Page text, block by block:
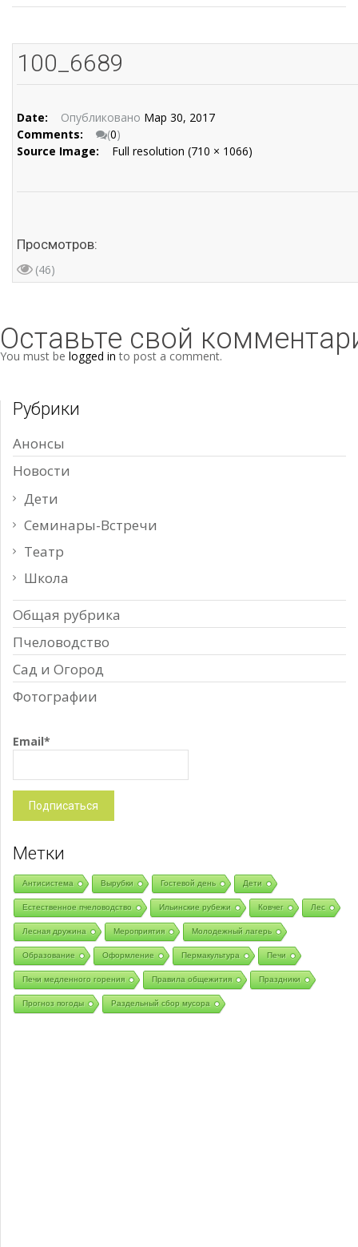
100_6689
Date: Опубликовано Мар 30, 2017
Comments:
(0)
Source Image:
Full resolution (710 × 1066)
Просмотров:
(46)
Оставьте свой
You must be logged in to post a comment.
Рубрики
Анонсы
Новости
Дети
Семинары-Встречи
Театр
Школа
Общая рубрика
Пчеловодство
Сад и Огород
Фотографии
Email*
Метки
Антисистема Вырубки Гостевой день Дети
Естественное пчеловодство Ильинские рубежи Ковчег Лес
Лесная дружина Мероприятия Молодежный лагерь
Образование Оформление Пермакультура Печи
Печи медленного горения Правила общежития Праздники
Прогноз погоды Раздельный сбор мусора